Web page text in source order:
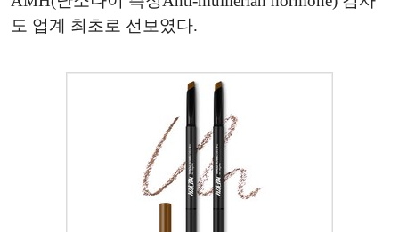
도 업계 최초로 선보였다.